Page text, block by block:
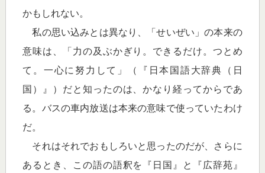
かもしれない。
私の思い込みとは異なり、「せいぜい」の本来の
意味は、「力の及ぶかぎり。できるだけ。つとめ
て。一心に努力して」（『日本国語大辞典（日
国）』）だと知ったのは、かなり経ってからであ
る。バスの車内放送は本来の意味で使っていたわけ
だ。
それはそれでおもしろいと思ったのだが、さらに
あるとき、この語の語釈を『日国』と『広辞苑』